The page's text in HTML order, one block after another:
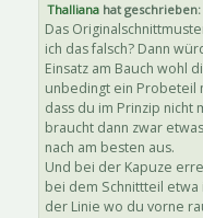
Thalliana hat geschrieben:
Das
ich das falsch? Dann
Einsatz am Bauch wohl
unbedingt ein Probeteil
dass du im Prinzip nicht
braucht dann zwar
nach am besten aus.
Und bei der Kapuze
bei dem Schnittteil etwa
der Linie wo du vorne